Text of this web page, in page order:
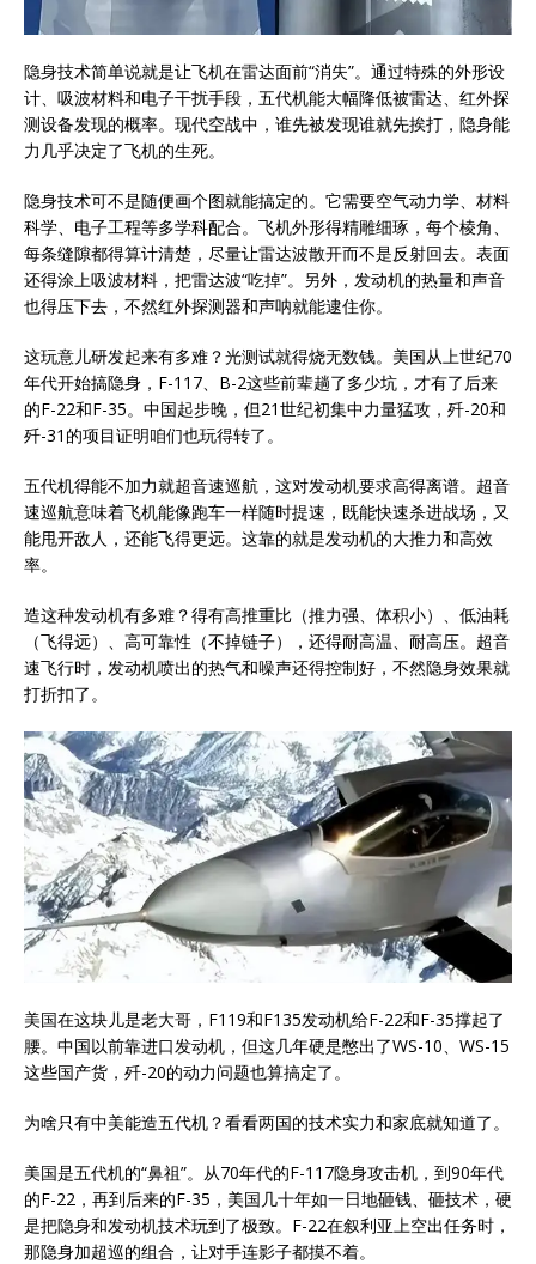
隐身技术简单说就是让飞机在雷达面前“消失”。通过特殊的外形设
计、吸波材料和电子干扰手段，五代机能大幅降低被雷达、红外探
测设备发现的概率。现代空战中，谁先被发现谁就先挨打，隐身能
力几乎决定了飞机的生死。
隐身技术可不是随便画个图就能搞定的。它需要空气动力学、材料
科学、电子工程等多学科配合。飞机外形得精雕细琢，每个棱角、
每条缝隙都得算计清楚，尽量让雷达波散开而不是反射回去。表面
还得涂上吸波材料，把雷达波“吃掉”。另外，发动机的热量和声音
也得压下去，不然红外探测器和声呐就能逮住你。
这玩意儿研发起来有多难？光测试就得烧无数钱。美国从上世纪70
年代开始搞隐身，F-117、B-2这些前辈趟了多少坑，才有了后来
的F-22和F-35。中国起步晚，但21世纪初集中力量猛攻，歼-20和
歼-31的项目证明咱们也玩得转了。
五代机得能不加力就超音速巡航，这对发动机要求高得离谱。超音
速巡航意味着飞机能像跑车一样随时提速，既能快速杀进战场，又
能甩开敌人，还能飞得更远。这靠的就是发动机的大推力和高效
率。
造这种发动机有多难？得有高推重比（推力强、体积小）、低油耗
（飞得远）、高可靠性（不掉链子），还得耐高温、耐高压。超音
速飞行时，发动机喷出的热气和噪声还得控制好，不然隐身效果就
打折扣了。
美国在这块儿是老大哥，F119和F135发动机给F-22和F-35撑起了
腰。中国以前靠进口发动机，但这几年硬是憋出了WS-10、WS-15
这些国产货，歼-20的动力问题也算搞定了。
为啥只有中美能造五代机？看看两国的技术实力和家底就知道了。
美国是五代机的“鼻祖”。从70年代的F-117隐身攻击机，到90年代
的F-22，再到后来的F-35，美国几十年如一日地砸钱、砸技术，硬
是把隐身和发动机技术玩到了极致。F-22在叙利亚上空出任务时，
那隐身加超巡的组合，让对手连影子都摸不着。